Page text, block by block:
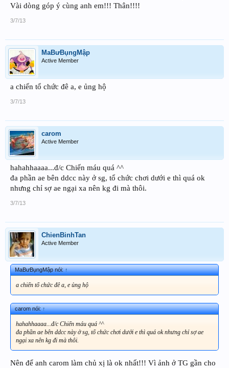
Vài dòng góp ý cùng anh em!!! Thân!!!!
3/7/13
MaBưBụngMập
Active Member
a chiến tổ chức đê a, e ủng hộ
3/7/13
carom
Active Member
hahahhaaaa...đ/c Chiến máu quá ^^
đa phần ae bên ddcc này ở sg, tổ chức chơi dưới e thì quá ok
nhưng chỉ sợ ae ngại xa nên kg đi mà thôi.
3/7/13
ChienBinhTan
Active Member
MaBưBụngMập nói:↑
a chiến tổ chức đê a, e ủng hộ
carom nói:↑
hahahhaaaa...đ/c Chiến máu quá ^^
đa phần ae bên ddcc này ở sg, tổ chức chơi dưới e thì quá ok nhưng chỉ sợ ae
ngại xa nên kg đi mà thôi.
Nên để anh carom làm chủ xị là ok nhất!!! Vì ảnh ở TG gần cho